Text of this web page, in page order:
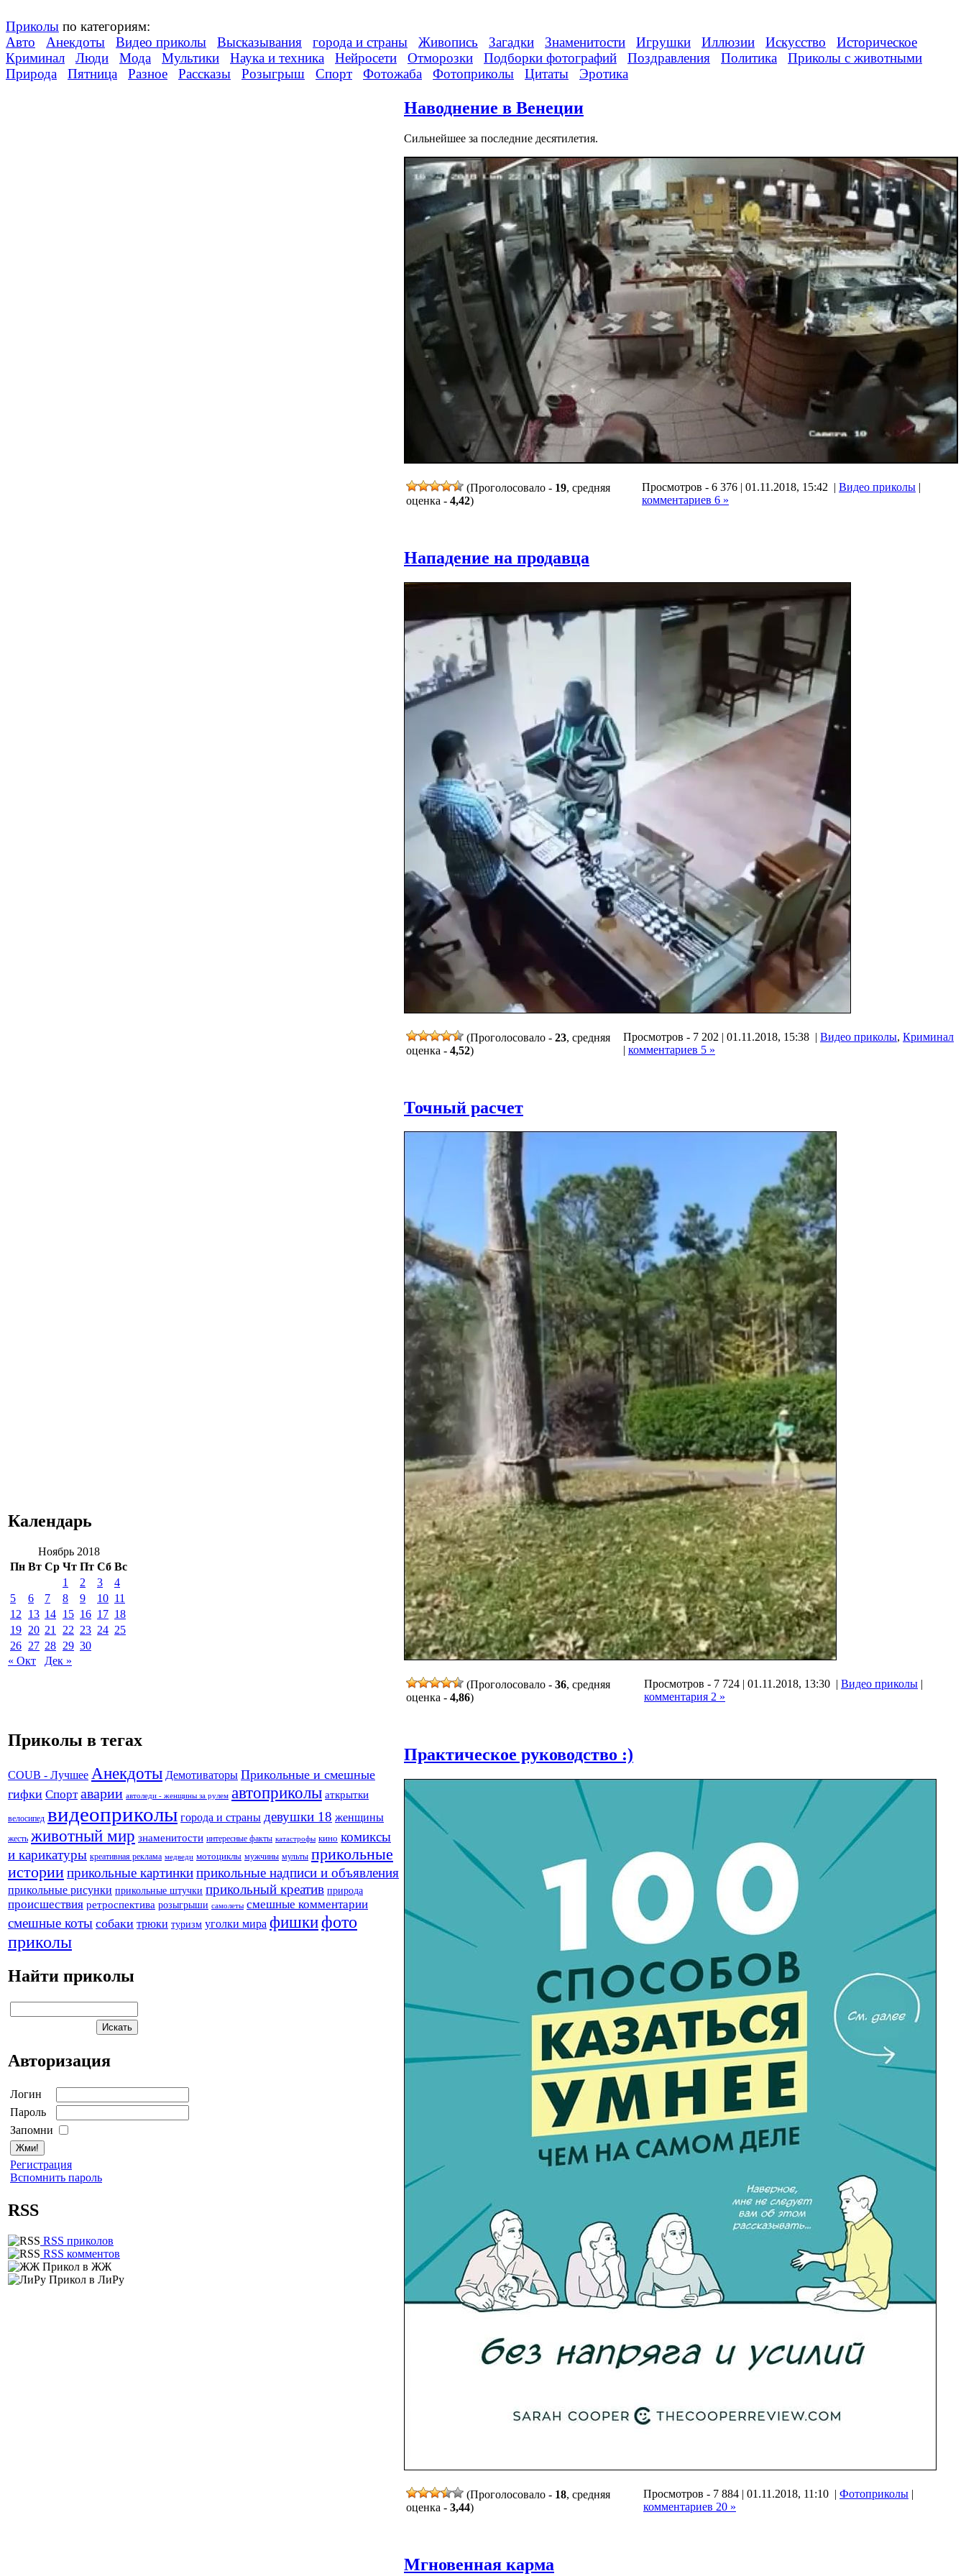
Приколы по категориям:
Авто
Анекдоты Видео приколы Высказывания города и страны Живопись Загадки Знаменитости Игрушки Иллюзии Искусство
Историческое
Криминал
Люди Мода Мультики Наука и техника Нейросети Отморозки Подборки фотографий Поздравления Политика
Приколы с животными
Природа
Пятница Разное Рассказы Розыгрыш Спорт Фотожаба Фотоприколы Цитаты Эротика
Календарь
Ноябрь 2018
Пн Вт Ср Чт Пт Сб Вс
1
2 3
4
5
6 7 8 9 10 11
12
13 14 15 16 17 18
19 20 21 22 23 24 25
26 27 28 29 30
« Окт
Дек »
Приколы в тегах
COUB - Лучшее Анекдоты Демотиваторы Прикольные и смешные
гифки Спорт аварии автоледи - женщины за рулем автоприколы аткрытки
велосипед видеоприколы города и страны девушки 18 женщины
жесть животный мир знаменитости интересные факты катастрофы кино комиксы
и карикатуры креативная реклама медведи мотоциклы мужчины мульты прикольные
историиприкольные картинкиприкольные надписи и объявления
прикольные рисунки прикольные штучки прикольный креатив природа
происшествия ретроспектива розыгрыши самолеты смешные комментарии
смешные коты собаки трюки туризм уголки мира фишкифото
приколы
Найти приколы
Авторизация
Логин
Пароль
Запомни
Регистрация
Вспомнить пароль
RSS
RSS приколов
RSS комментов
Прикол в ЖЖ
Прикол в ЛиРу
Наводнение в Венеции
Сильнейшее за последние десятилетия.
(Проголосовало - 19, средняя
оценка - 4,42)
Просмотров - 6 376 | 01.11.2018, 15:42 | Видео приколы |
комментариев 6 »
Нападение на продавца
(Проголосовало - 23, средняя
оценка - 4,52)
Просмотров - 7 202 | 01.11.2018, 15:38 | Видео приколы, Криминал
| комментариев 5 »
Точный расчет
(Проголосовало - 36, средняя
оценка - 4,86)
Просмотров - 7 724 | 01.11.2018, 13:30 | Видео приколы |
комментария 2 »
Практическое руководство :)
(Проголосовало - 18, средняя
оценка - 3,44)
Просмотров - 7 884 | 01.11.2018, 11:10 | Фотоприколы |
комментариев 20 »
Мгновенная карма